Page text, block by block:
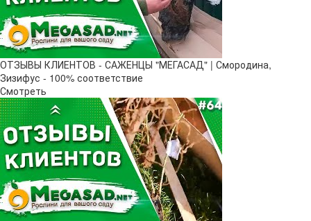
ОТЗЫВЫ КЛИЕНТОВ - САЖЕНЦЫ "МЕГАСАД" | Смородина,
Зизифус - 100% соответствие
Смотреть